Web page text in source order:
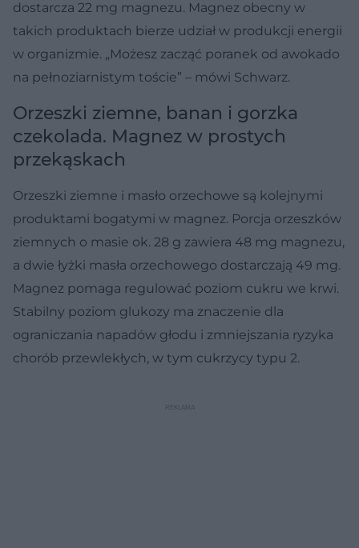
dostarcza 22 mg magnezu. Magnez obecny w
takich produktach bierze udział w produkcji energii
w organizmie. „Możesz zacząć poranek od awokado
na pełnoziarnistym toście” – mówi Schwarz.
Orzeszki ziemne, banan i gorzka
czekolada. Magnez w prostych
przekąskach
Orzeszki ziemne i masło orzechowe są kolejnymi
produktami bogatymi w magnez. Porcja orzeszków
ziemnych o masie ok. 28 g zawiera 48 mg magnezu,
a dwie łyżki masła orzechowego dostarczają 49 mg.
Magnez pomaga regulować poziom cukru we krwi.
Stabilny poziom glukozy ma znaczenie dla
ograniczania napadów głodu i zmniejszania ryzyka
chorób przewlekłych, w tym cukrzycy typu 2.